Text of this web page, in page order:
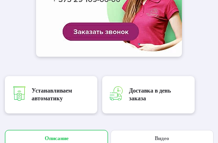
Устанавливаем
автоматику
Доставка в день
заказа
Описание Видео